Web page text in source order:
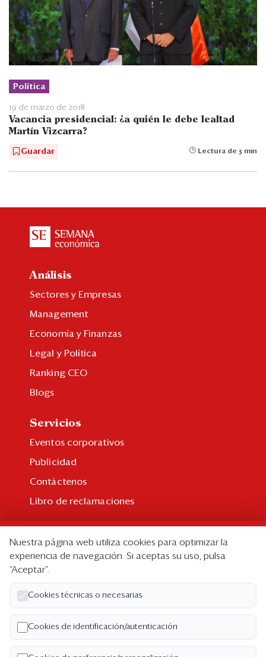
Política
19 de marzo de 2018
Vacancia presidencial: ¿a quién le debe lealtad
Martín Vizcarra?
Guardar Lectura de 3 min
Análisis
Sectores y Empresas
Management
Economía y Finanzas
Legal y Política
Ranking CEO
Blogs
Servicios
Eventos corporativos
Publicidad
Contáctenos
Libro de reclamaciones
Suscripción individual
Paquetes corporativos
Edición Impresa
Nosotros
Quiénes somos
Nuestra página web utiliza cookies para optimizar la
experiencia de navegación. Si aceptas su uso, pulsa
“Aceptar”.
Cookies técnicas o necesarias
Cookies de identificación/autenticación